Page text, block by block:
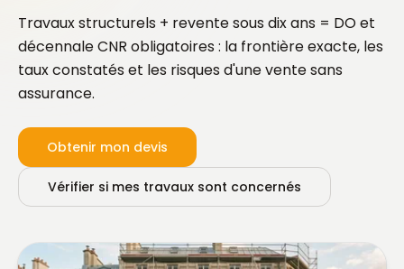
Travaux structurels + revente sous dix ans = DO et
décennale CNR obligatoires : la frontière exacte, les
taux constatés et les risques d'une vente sans
assurance.
Obtenir mon devis
Vérifier si mes travaux sont concernés